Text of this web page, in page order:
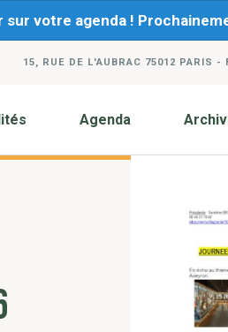
votre agenda !
15, RUE DE L'AUBRAC 75012 PARIS -
Agenda